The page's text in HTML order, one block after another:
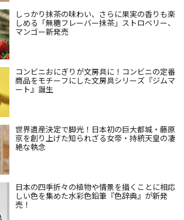
しっかり抹茶の味わい、さらに果実の香りも楽
しめる「無糖フレーバー抹茶」ストロベリー、
マンゴー新発売
コンビニおにぎりが文房具に！コンビニの定番
商品をモチーフにした文房具シリーズ『ジムマ
ート』誕生
世界遺産決定で脚光！日本初の巨大都城・藤原
京を創り上げた知られざる女帝・持統天皇の凄
絶な執念
日本の四季折々の植物や情景を描くことに相応
しい色を集めた水彩色鉛筆『色辞典』が新発
売！